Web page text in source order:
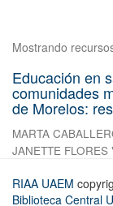
Mostrando
Educación en
comunidades
de Morelos:
MARTA
JANETTE FLORES
RIAA UAEM
Biblioteca Central